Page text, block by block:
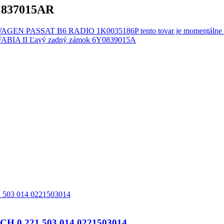
PASSAT B6 RADIO 1K0035186P tento tovar je momentálne
II Ľavý zadný zámok 6Y0839015A